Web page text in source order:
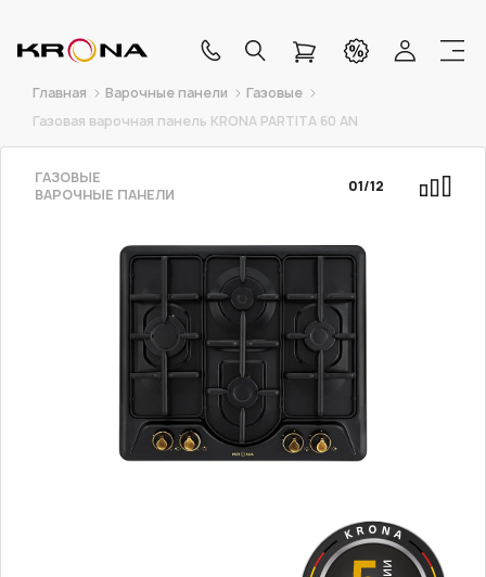
Главная Варочные панели
Газовые
Газовая варочная панель KRONA PARTITA 60 AN
ГАЗОВЫЕ
ВАРОЧНЫЕ ПАНЕЛИ
01/12